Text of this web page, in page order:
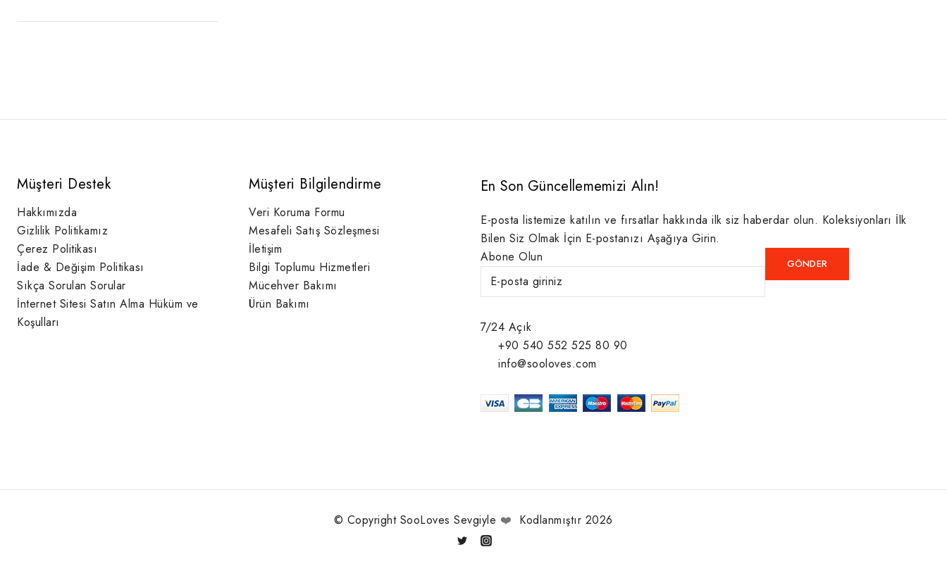
Müşteri Destek
Hakkımızda
Gizlilik Politikamız
Çerez Politikası
İade & Değişim Politikası
Sıkça Sorulan Sorular
İnternet Sitesi Satın Alma Hüküm ve
Koşulları
Müşteri Bilgilendirme
Veri Koruma Formu
Mesafeli Satış Sözleşmesi
İletişim
Bilgi Toplumu Hizmetleri
Mücehver Bakımı
Ürün Bakımı
En Son Güncellememizi Alın!
E-posta listemize katılın ve fırsatlar hakkında ilk siz haberdar olun. Koleksiyonları İlk
Bilen Siz Olmak İçin E-postanızı Aşağıya Girin.
Abone Olun
7/24 Açık
+90 540 552 525 80 90
info@sooloves.com
© Copyright SooLoves Sevgiyle ❤️ Kodlanmıştır 2026